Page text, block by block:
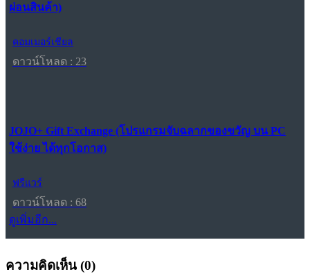
ผ่อนสินค้า)
คอมเมอร์เชียล
ดาวน์โหลด : 23
JOJO+ Gift Exchange (โปรแกรมจับฉลากของขวัญ บน PC
ใช้ง่าย ได้ทุกโอกาส)
ฟรีแวร์
ดาวน์โหลด : 68
ดูเพิ่มอีก...
ความคิดเห็น (0)